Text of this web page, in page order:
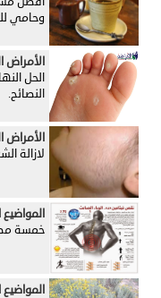
وحامي
الأمراض
الحل
النصائح.
الأمراض
لازالة
المواضيع
خمسة
المواضيع